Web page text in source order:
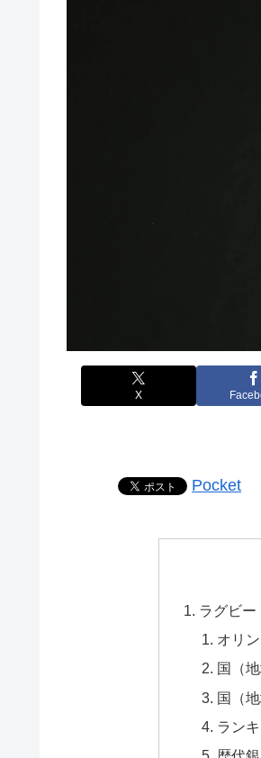
X
Pocket
ラグビー
オリ
国（
国（
ラン